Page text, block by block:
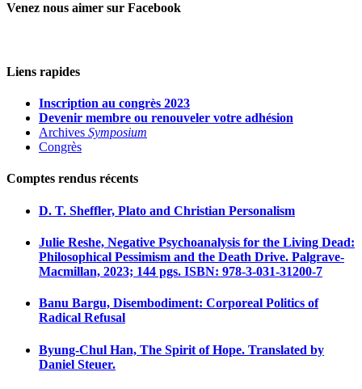
Venez nous aimer sur Facebook
Liens rapides
Inscription au congrès 2023
Devenir membre ou renouveler votre adhésion
Archives Symposium
Congrès
Comptes rendus récents
D. T. Sheffler, Plato and Christian Personalism
Julie Reshe, Negative Psychoanalysis for the Living Dead:
Philosophical Pessimism and the Death Drive. Palgrave-
Macmillan, 2023; 144 pgs. ISBN: 978-3-031-31200-7
Banu Bargu, Disembodiment: Corporeal Politics of
Radical Refusal
Byung-Chul Han, The Spirit of Hope. Translated by
Daniel Steuer.